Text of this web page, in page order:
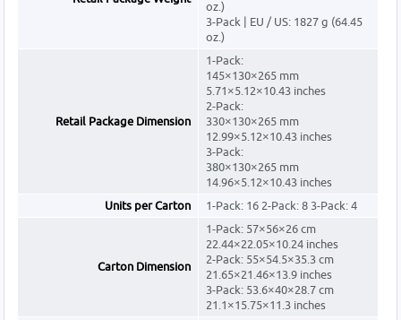
oz.)
3-Pack | EU / US: 1827 g (64.45
oz.)
Retail Package Dimension
1-Pack:
145×130×265 mm
5.71×5.12×10.43 inches
2-Pack:
330×130×265 mm
12.99×5.12×10.43 inches
3-Pack:
380×130×265 mm
14.96×5.12×10.43 inches
Units per Carton
1-Pack: 16 2-Pack: 8 3-Pack: 4
Carton Dimension
1-Pack: 57×56×26 cm
22.44×22.05×10.24 inches
2-Pack: 55×54.5×35.3 cm
21.65×21.46×13.9 inches
3-Pack: 53.6×40×28.7 cm
21.1×15.75×11.3 inches